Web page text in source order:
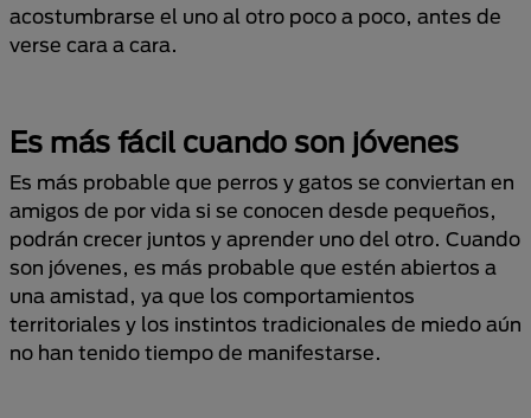
acostumbrarse el uno al otro poco a poco, antes de
verse cara a cara.
Es más fácil cuando son jóvenes
Es más probable que perros y gatos se conviertan en
amigos de por vida si se conocen desde pequeños,
podrán crecer juntos y aprender uno del otro. Cuando
son jóvenes, es más probable que estén abiertos a
una amistad, ya que los comportamientos
territoriales y los instintos tradicionales de miedo aún
no han tenido tiempo de manifestarse.